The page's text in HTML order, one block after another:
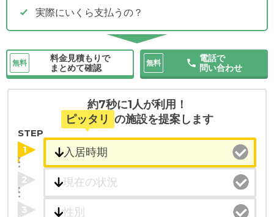
実際にいくら支払うの？
無料
料金見積もりで
まとめて確認
無料
電話で
問い合わせ
約7秒に1人が利用！
ピッタリ の施設を提案します
STEP
1
2
3